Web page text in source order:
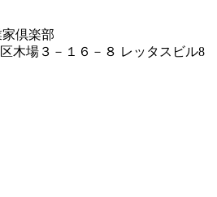
倶楽部
木場３－１６－８ レッタスビル8